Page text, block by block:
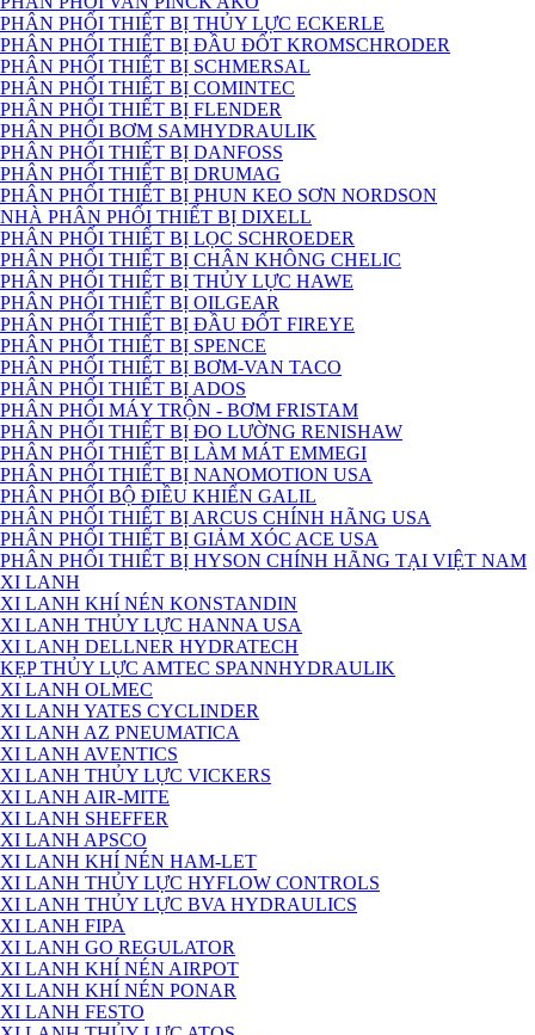
PHÂN PHỐI THIẾT BỊ THỦY LỰC ECKERLE
PHÂN PHỐI THIẾT BỊ ĐẦU ĐỐT KROMSCHRODER
PHÂN PHỐI THIẾT BỊ SCHMERSAL
PHÂN PHỐI THIẾT BỊ COMINTEC
PHÂN PHỐI THIẾT BỊ FLENDER
PHÂN PHỐI BƠM SAMHYDRAULIK
PHÂN PHỐI THIẾT BỊ DANFOSS
PHÂN PHỐI THIẾT BỊ DRUMAG
PHÂN PHỐI THIẾT BỊ PHUN KEO SƠN NORDSON
NHÀ PHÂN PHỐI THIẾT BỊ DIXELL
PHÂN PHỐI THIẾT BỊ LỌC SCHROEDER
PHÂN PHỐI THIẾT BỊ CHÂN KHÔNG CHELIC
PHÂN PHỐI THIẾT BỊ THỦY LỰC HAWE
PHÂN PHỐI THIẾT BỊ OILGEAR
PHÂN PHỐI THIẾT BỊ ĐẦU ĐỐT FIREYE
PHÂN PHỖI THIẾT BỊ SPENCE
PHÂN PHỐI THIẾT BỊ BƠM-VAN TACO
PHÂN PHỐI THIẾT BỊ ADOS
PHÂN PHỐI MÁY TRỘN - BƠM FRISTAM
PHÂN PHỐI THIẾT BỊ ĐO LƯỜNG RENISHAW
PHÂN PHỐI THIẾT BỊ LÀM MÁT EMMEGI
PHÂN PHỐI THIẾT BỊ NANOMOTION USA
PHÂN PHỐI BỘ ĐIỀU KHIỂN GALIL
PHÂN PHỐI THIẾT BỊ ARCUS CHÍNH HÃNG USA
PHÂN PHỐI THIẾT BỊ GIẢM XÓC ACE USA
PHÂN PHỐI THIẾT BỊ HYSON CHÍNH HÃNG TẠI VIỆT NAM
XI LANH
XI LANH KHÍ NÉN KONSTANDIN
XI LANH THỦY LỰC HANNA USA
XI LANH DELLNER HYDRATECH
KẸP THỦY LỰC AMTEC SPANNHYDRAULIK
XI LANH OLMEC
XI LANH YATES CYCLINDER
XI LANH AZ PNEUMATICA
XI LANH AVENTICS
XI LANH THỦY LỰC VICKERS
XI LANH AIR-MITE
XI LANH SHEFFER
XI LANH APSCO
XI LANH KHÍ NÉN HAM-LET
XI LANH THỦY LỰC HYFLOW CONTROLS
XI LANH THỦY LỰC BVA HYDRAULICS
XI LANH FIPA
XI LANH GO REGULATOR
XI LANH KHÍ NÉN AIRPOT
XI LANH KHÍ NÉN PONAR
XI LANH FESTO